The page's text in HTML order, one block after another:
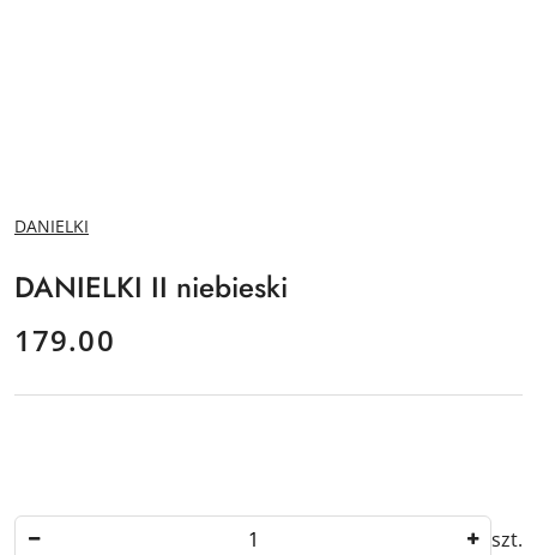
NAZWA
PRODUCENTA:
DANIELKI
DANIELKI II niebieski
cena:
179.00
szt.